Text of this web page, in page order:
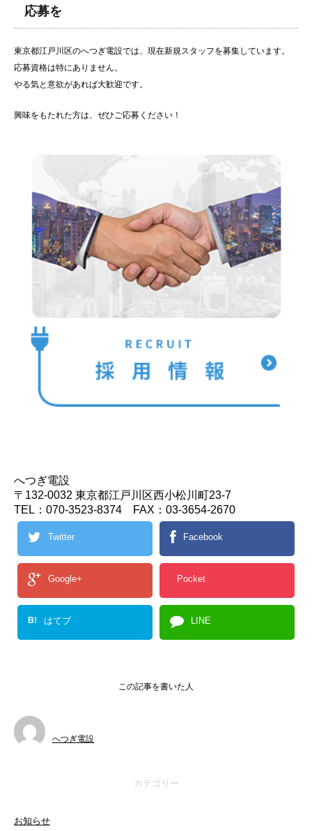
応募を
東京都江戸川区のへつぎ電設では、現在新規スタッフを募集しています。
応募資格は特にありません。
やる気と意欲があれば大歓迎です。
興味をもたれた方は、ぜひご応募ください！
へつぎ電設
〒132-0032 東京都江戸川区西小松川町23-7
TEL：070-3523-8374 FAX：03-3654-2670
Twitter Facebook
Google+ Pocket
B! はてブ LINE
この記事を書いた人
へつぎ電設
カテゴリー
お知らせ